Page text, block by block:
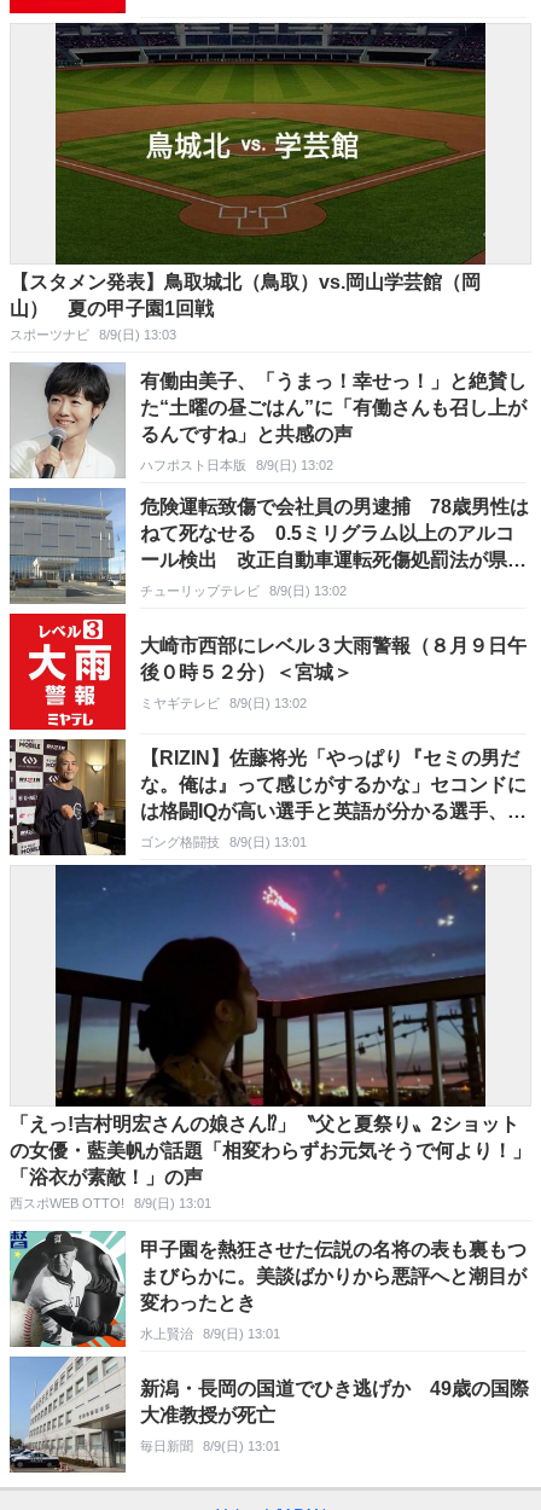
【スタメン発表】鳥取城北（鳥取）vs.岡山学芸館（岡
山） 夏の甲子園1回戦
スポーツナビ 8/9(日) 13:03
有働由美子、「うまっ！幸せっ！」と絶賛し
た“土曜の昼ごはん”に「有働さんも召し上が
るんですね」と共感の声
ハフポスト日本版 8/9(日) 13:02
危険運転致傷で会社員の男逮捕 78歳男性は
ねて死なせる 0.5ミリグラム以上のアルコ
ール検出 改正自動車運転死傷処罰法が県内
初適用 富山
チューリップテレビ 8/9(日) 13:02
大崎市西部にレベル３大雨警報（８月９日午
後０時５２分）＜宮城＞
ミヤギテレビ 8/9(日) 13:02
【RIZIN】佐藤将光「やっぱり『セミの男だ
な。俺は』って感じがするかな」セコンドに
は格闘IQが高い選手と英語が分かる選手、ミ
ックスの「気持ちを一番警戒している」
ゴング格闘技 8/9(日) 13:01
「えっ!吉村明宏さんの娘さん⁉」〝父と夏祭り〟2ショット
の女優・藍美帆が話題「相変わらずお元気そうで何より！」
「浴衣が素敵！」の声
西スポWEB OTTO! 8/9(日) 13:01
甲子園を熱狂させた伝説の名将の表も裏もつ
まびらかに。美談ばかりから悪評へと潮目が
変わったとき
水上賢治 8/9(日) 13:01
新潟・長岡の国道でひき逃げか 49歳の国際
大准教授が死亡
毎日新聞 8/9(日) 13:01